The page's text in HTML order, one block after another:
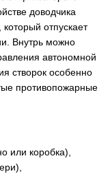
доводчика
отпускает
Внутрь можно
автономной
створок особенно
противопожарные
или коробка),